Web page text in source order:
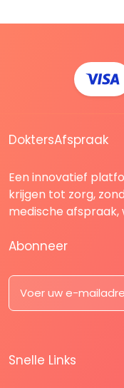
DoktersAfspraak
Een innovatief
krijgen tot zorg,
medische afspraak,
Abonneer
Snelle Links